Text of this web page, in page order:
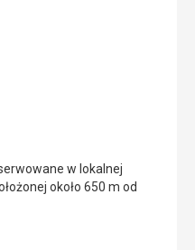
w lokalnej
około 650 m od